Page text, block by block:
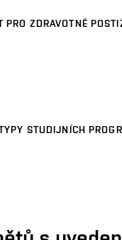
PRO ZDRAVOTNĚ
STUDIJNÍCH